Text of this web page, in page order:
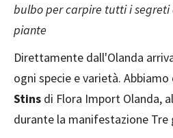
bulbo per carpire tutti i segreti
piante
Direttamente dall'Olanda
ogni specie e varietà.
Stins di Flora Import Olanda,
durante la manifestazione Tre